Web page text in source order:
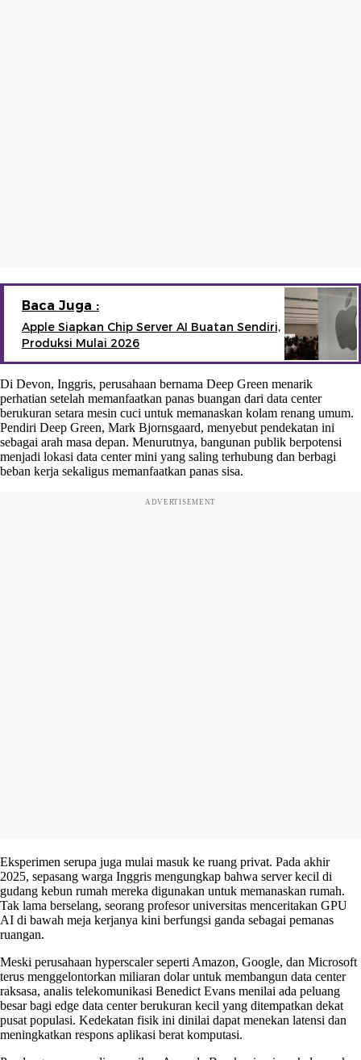
Baca Juga :
Apple Siapkan Chip Server AI Buatan Sendiri,
Produksi Mulai 2026
Di Devon, Inggris, perusahaan bernama Deep Green menarik
perhatian setelah memanfaatkan panas buangan dari data center
berukuran setara mesin cuci untuk memanaskan kolam renang umum.
Pendiri Deep Green, Mark Bjornsgaard, menyebut pendekatan ini
sebagai arah masa depan. Menurutnya, bangunan publik berpotensi
menjadi lokasi data center mini yang saling terhubung dan berbagi
beban kerja sekaligus memanfaatkan panas sisa.
ADVERTISEMENT
Eksperimen serupa juga mulai masuk ke ruang privat. Pada akhir
2025, sepasang warga Inggris mengungkap bahwa server kecil di
gudang kebun rumah mereka digunakan untuk memanaskan rumah.
Tak lama berselang, seorang profesor universitas menceritakan GPU
AI di bawah meja kerjanya kini berfungsi ganda sebagai pemanas
ruangan.
Meski perusahaan hyperscaler seperti Amazon, Google, dan Microsoft
terus menggelontorkan miliaran dolar untuk membangun data center
raksasa, analis telekomunikasi Benedict Evans menilai ada peluang
besar bagi edge data center berukuran kecil yang ditempatkan dekat
pusat populasi. Kedekatan fisik ini dinilai dapat menekan latensi dan
meningkatkan respons aplikasi berat komputasi.